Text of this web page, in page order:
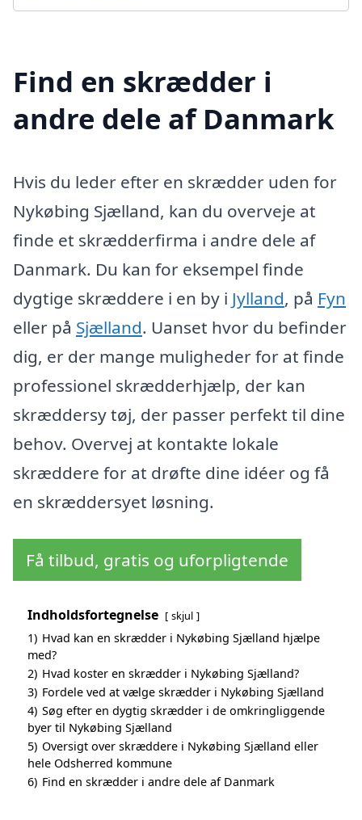
Find en skrædder i
andre dele af Danmark
Hvis du leder efter en skrædder uden for
Nykøbing Sjælland, kan du overveje at
finde et skrædderfirma i andre dele af
Danmark. Du kan for eksempel finde
dygtige skræddere i en by i Jylland, på Fyn
eller på Sjælland. Uanset hvor du befinder
dig, er der mange muligheder for at finde
professionel skrædderhjælp, der kan
skræddersy tøj, der passer perfekt til dine
behov. Overvej at kontakte lokale
skræddere for at drøfte dine idéer og få
en skræddersyet løsning.
Få tilbud, gratis og uforpligtende
Indholdsfortegnelse skjul
1) Hvad kan en skrædder i Nykøbing Sjælland hjælpe
med?
2) Hvad koster en skrædder i Nykøbing Sjælland?
3) Fordele ved at vælge skrædder i Nykøbing Sjælland
4) Søg efter en dygtig skrædder i de omkringliggende
byer til Nykøbing Sjælland
5) Oversigt over skræddere i Nykøbing Sjælland eller
hele Odsherred kommune
6) Find en skrædder i andre dele af Danmark